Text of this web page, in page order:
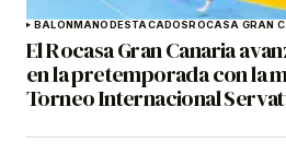
BALONMANODESTACADOSROCASA GRAN
El Rocasa Gran Canaria
en la pretemporada con la
Torneo Internacional